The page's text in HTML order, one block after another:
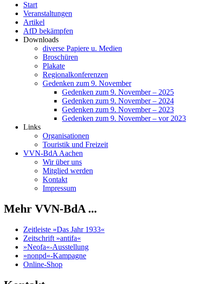
Start
Veranstaltungen
Artikel
AfD bekämpfen
Downloads
diverse Papiere u. Medien
Broschüren
Plakate
Regionalkonferenzen
Gedenken zum 9. November
Gedenken zum 9. November – 2025
Gedenken zum 9. November – 2024
Gedenken zum 9. November – 2023
Gedenken zum 9. November – vor 2023
Links
Organisationen
Touristik und Freizeit
VVN-BdA Aachen
Wir über uns
Mitglied werden
Kontakt
Impressum
Mehr VVN-BdA ...
Zeitleiste »Das Jahr 1933«
Zeitschrift »antifa«
»Neofa«-Ausstellung
»nonpd«-Kampagne
Online-Shop